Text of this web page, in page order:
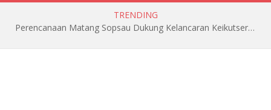
TRENDING
Perencanaan Matang Sopsau Dukung Kelancaran Keikutsertaan TNI AU di Pitch Black 2026